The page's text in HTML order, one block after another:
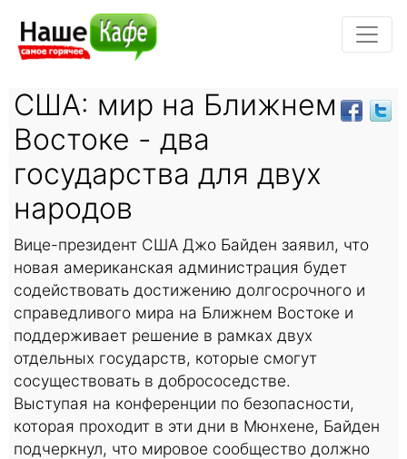
США: мир на Ближнем
Востоке - два
государства для двух
народов
Вице-президент США Джо Байден заявил, что
новая американская администрация будет
содействовать достижению долгосрочного и
справедливого мира на Ближнем Востоке и
поддерживает решение в рамках двух
отдельных государств, которые смогут
сосуществовать в добрососедстве.
Выступая на конференции по безопасности,
которая проходит в эти дни в Мюнхене, Байден
подчеркнул, что мировое сообщество должно